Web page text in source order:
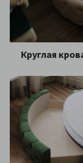
Круглая